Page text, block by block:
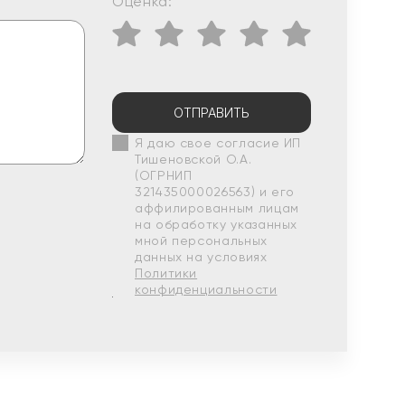
ОТПРАВИТЬ
Я даю свое согласие ИП
Тишеновской О.А.
(ОГРНИП
321435000026563) и его
аффилированным лицам
на обработку указанных
мной персональных
данных на условиях
Политики
конфиденциальности